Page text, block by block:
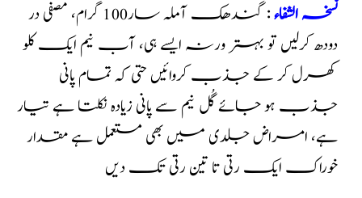
نسخہ الشفاء
: گندھک آملہ سار100 گرام، مصفی در
دودھ کرلیں تو بہتر ورنہ ایسے ہی، آب نیم ایک کلو
کھرل کر کے جذب کروائیں حتی کہ تمام پانی
جذب ہو جائے گُل نیم سے پانی زیادہ نکلتا ہے تیار
ہے، امراض جلدی میں بھی مستعمل ہے مقدار
خوراک ایک رتی تا تین رتی تک دیں